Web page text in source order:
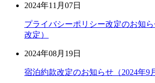
2024年11月07日
プライバシーポリシー改定のお知ら
改定）
2024年08月19日
宿泊約款改定のお知らせ（2024年9